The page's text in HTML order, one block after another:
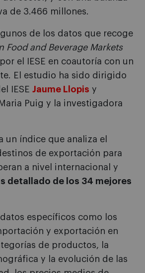
de 3.466 millones.
de los datos que recoge
Food and Beverage Markets
el IESE en coautoría con un
El estudio ha sido dirigido
IESE Jaume Llopis y
Puig y la investigadora
un índice que analiza el
de exportación para
a nivel internacional y
detallado de los 34 mejores
específicos como los
y exportación en
de productos, la
y la evolución de las